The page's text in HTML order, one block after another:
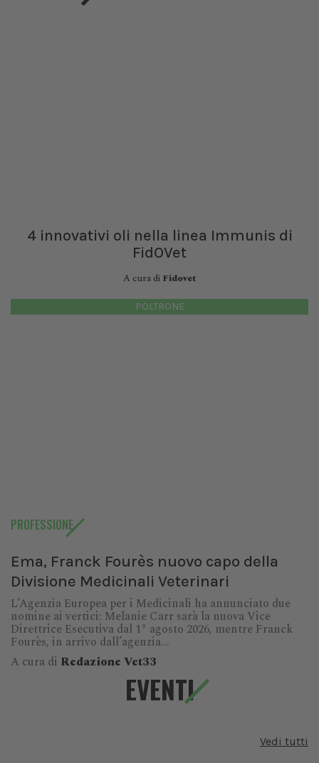
4 innovativi oli nella linea Immunis di
FidOVet
A cura di Fidovet
POLTRONE
PROFESSIONE
Ema, Franck Fourès nuovo capo della
Divisione Medicinali Veterinari
L’Agenzia Europea per i Medicinali ha annunciato due
nomine ai vertici: Melanie Carr sarà la nuova Vice
Direttrice Esecutiva dal 1° agosto 2026, mentre Franck
Fourès, in arrivo dall’agenzia...
A cura di Redazione Vet33
EVENTI
Vedi tutti